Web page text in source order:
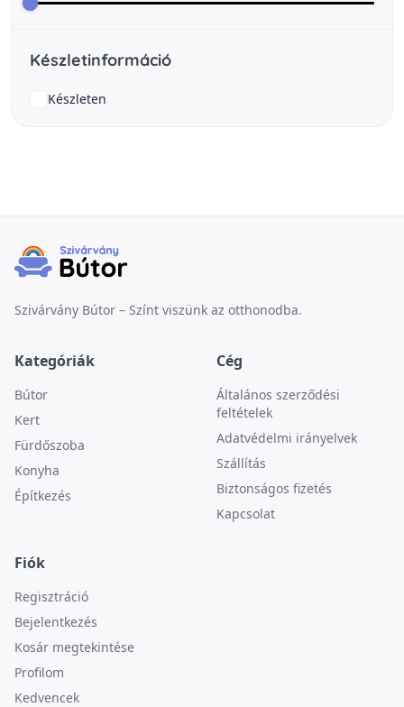
Készletinformáció
Készleten
Szivárvány Bútor – Színt viszünk az otthonodba.
Kategóriák
Bútor
Kert
Fürdőszoba
Konyha
Építkezés
Cég
Általános szerződési
feltételek
Adatvédelmi irányelvek
Szállítás
Biztonságos fizetés
Kapcsolat
Fiók
Regisztráció
Bejelentkezés
Kosár megtekintése
Profilom
Kedvencek